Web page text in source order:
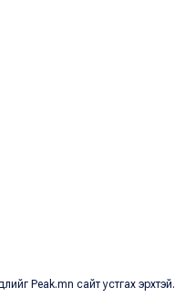
Peak.mn сайт устгах эрхтэй.